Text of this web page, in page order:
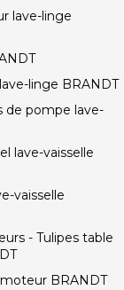
lave-linge
linge BRANDT
de pompe lave-
lave-vaisselle
vaisselle
- Tulipes table
BRANDT